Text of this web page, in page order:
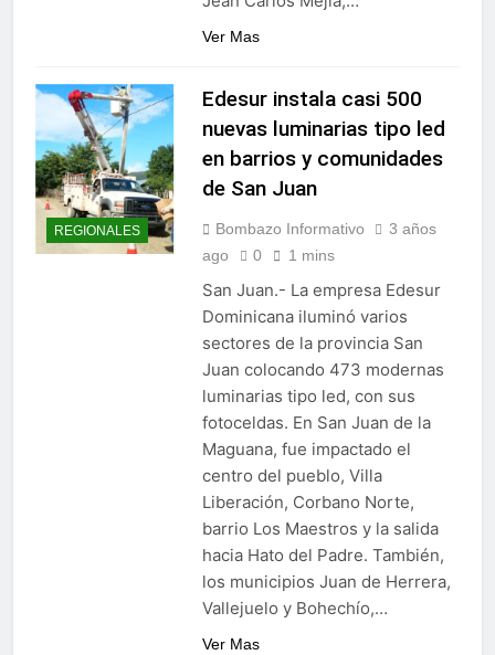
Ver Mas
REGIONALES
Edesur instala casi 500
nuevas luminarias tipo led
en barrios y comunidades
de San Juan
Bombazo Informativo
3 años
ago
0 1 mins
San Juan.- La empresa Edesur
Dominicana iluminó varios
sectores de la provincia San
Juan colocando 473 modernas
luminarias tipo led, con sus
fotoceldas. En San Juan de la
Maguana, fue impactado el
centro del pueblo, Villa
Liberación, Corbano Norte,
barrio Los Maestros y la salida
hacia Hato del Padre. También,
los municipios Juan de Herrera,
Vallejuelo y Bohechío,…
Ver Mas